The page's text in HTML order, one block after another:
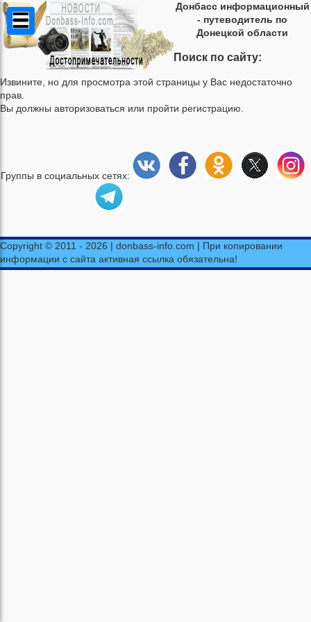
Донбасс информационный
- путеводитель по
Донецкой области
Поиск по сайту:
Извините, но для просмотра этой страницы у Вас недостаточно
прав.
Вы должны авторизоваться или пройти регистрацию.
Группы в социальных сетях:
Copyright © 2011 - 2026 | donbass-info.com | При копировании
информации с сайта активная ссылка обязательна!